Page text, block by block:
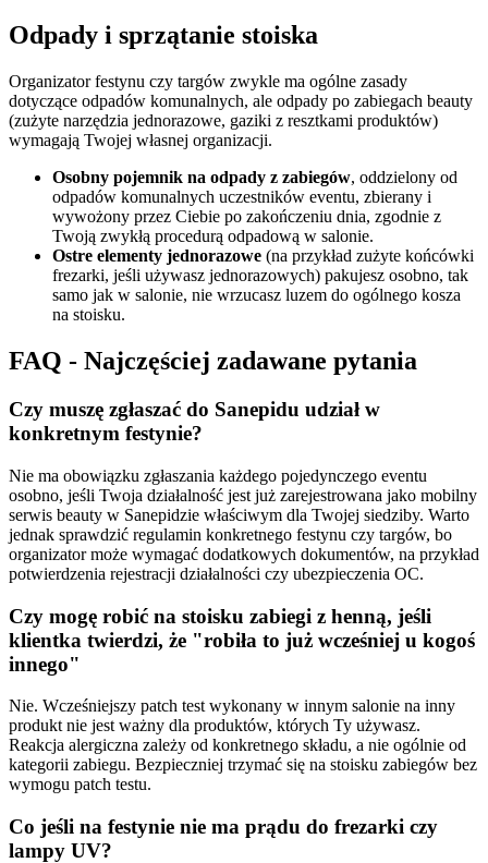
Odpady i sprzątanie stoiska
Organizator festynu czy targów zwykle ma ogólne zasady
dotyczące odpadów komunalnych, ale odpady po zabiegach beauty
(zużyte narzędzia jednorazowe, gaziki z resztkami produktów)
wymagają Twojej własnej organizacji.
Osobny pojemnik na odpady z zabiegów, oddzielony od
odpadów komunalnych uczestników eventu, zbierany i
wywożony przez Ciebie po zakończeniu dnia, zgodnie z
Twoją zwykłą procedurą odpadową w salonie.
Ostre elementy jednorazowe (na przykład zużyte końcówki
frezarki, jeśli używasz jednorazowych) pakujesz osobno, tak
samo jak w salonie, nie wrzucasz luzem do ogólnego kosza
na stoisku.
FAQ - Najczęściej zadawane pytania
Czy muszę zgłaszać do Sanepidu udział w
konkretnym festynie?
Nie ma obowiązku zgłaszania każdego pojedynczego eventu
osobno, jeśli Twoja działalność jest już zarejestrowana jako mobilny
serwis beauty w Sanepidzie właściwym dla Twojej siedziby. Warto
jednak sprawdzić regulamin konkretnego festynu czy targów, bo
organizator może wymagać dodatkowych dokumentów, na przykład
potwierdzenia rejestracji działalności czy ubezpieczenia OC.
Czy mogę robić na stoisku zabiegi z henną, jeśli
klientka twierdzi, że "robiła to już wcześniej u kogoś
innego"
Nie. Wcześniejszy patch test wykonany w innym salonie na inny
produkt nie jest ważny dla produktów, których Ty używasz.
Reakcja alergiczna zależy od konkretnego składu, a nie ogólnie od
kategorii zabiegu. Bezpieczniej trzymać się na stoisku zabiegów bez
wymogu patch testu.
Co jeśli na festynie nie ma prądu do frezarki czy
lampy UV?